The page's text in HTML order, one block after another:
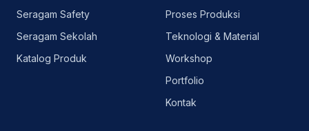
Seragam Safety
Seragam Sekolah
Katalog Produk
Proses Produksi
Teknologi & Material
Workshop
Portfolio
Kontak